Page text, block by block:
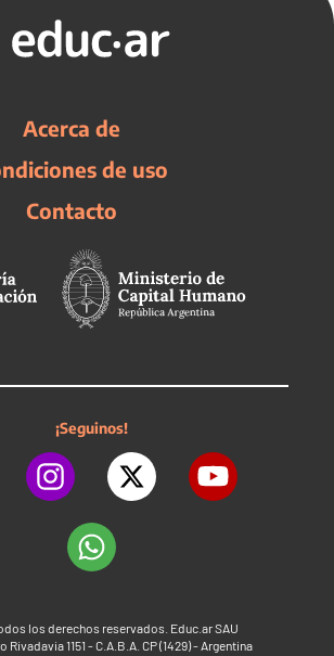
Acerca de
de uso
Contacto
¡Seguinos!
los derechos reservados. Educ.ar SAU
Rivadavia 1151 - C.A.B.A. CP (1429) - Argentina